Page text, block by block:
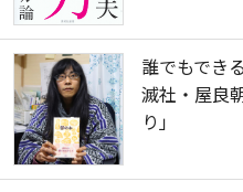
誰でもでき
滅社・屋良
り」